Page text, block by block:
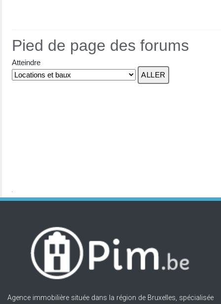
Pied de page des forums
Atteindre
Agence immobilière située dans la région de Bruxelles, spécialisée